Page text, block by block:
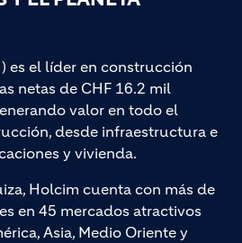
es el líder en construcción
netas de CHF 16.2 mil
valor en todo el
desde infraestructura e
y vivienda.
Holcim cuenta con más de
en 45 mercados atractivos
Asia, Medio Oriente y